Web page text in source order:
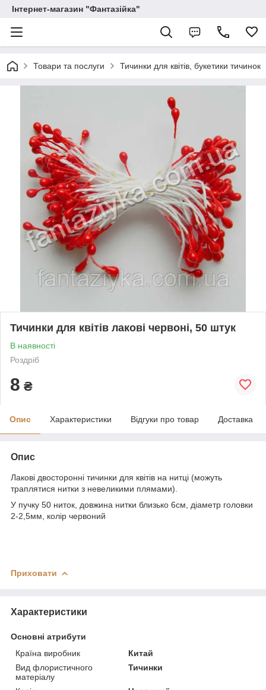
Інтернет-магазин "Фантазійка"
Товари та послуги Тичинки для квітів, букетики тичинок
Тичинки для квітів лакові червоні, 50 штук
В наявності
Роздріб
8 ₴
Опис Характеристики Відгуки про товар Доставка
Опис
Лакові двосторонні тичинки для квітів на нитці (можуть
траплятися нитки з невеликими плямами).
У пучку 50 ниток, довжина нитки близько 6см, діаметр головки
2-2,5мм, колір червоний
Приховати
Характеристики
Основні атрибути
Країна виробник
Китай
Вид флористичного
матеріалу
Тичинки